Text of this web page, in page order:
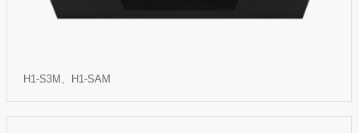
H1-S3M、H1-SAM